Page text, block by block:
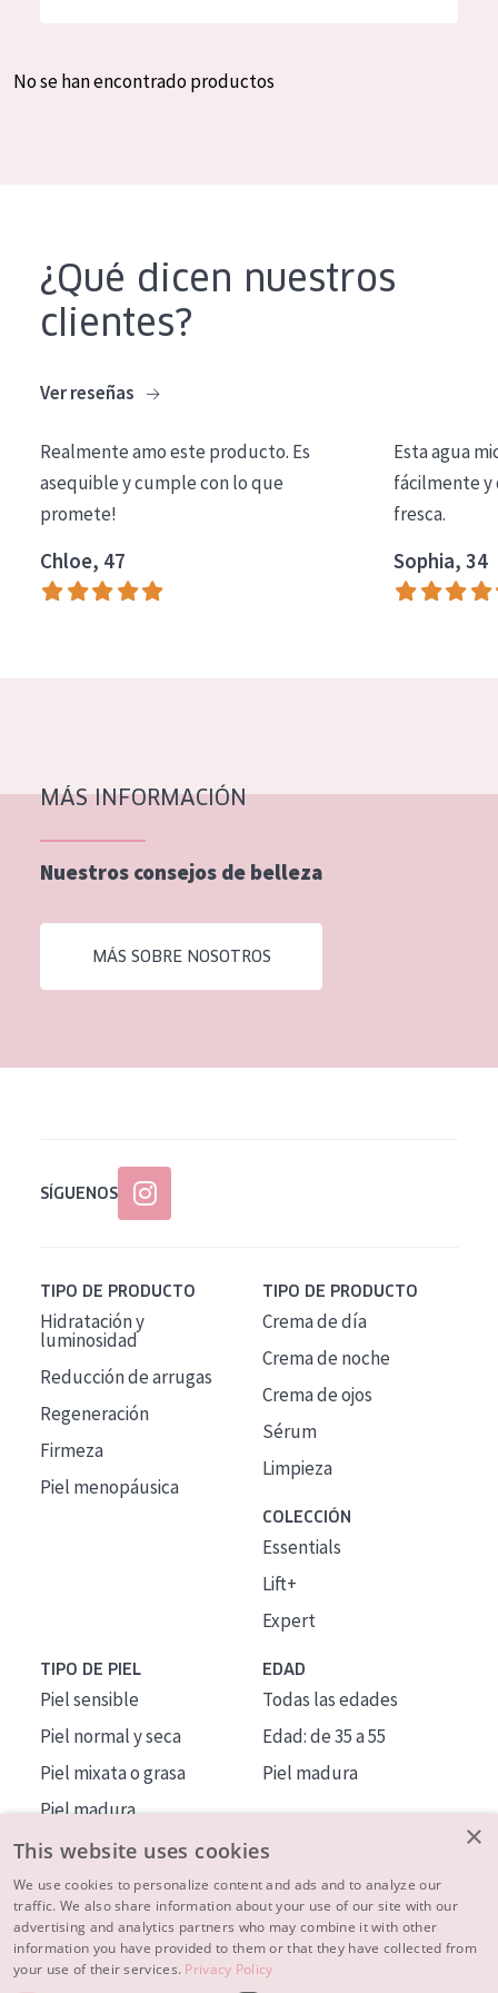
Crema de día
Crema de noche
Limpieza
COLECCIÓN
Essentials
Lift+
Piel normal y seca
Piel mixata o grasa
Piel madura
Piel expuesta al sol
Piel menopáusica
Todas las edades
Spanish
No se han encontrado productos
¿Qué dicen nuestros
clientes?
Ver reseñas
Realmente amo este producto. Es
asequible y cumple con lo que
promete!
Chloe, 47
Esta agua
fácilmente y
fresca.
Sophia, 34
MÁS INFORMACIÓN
Nuestros consejos de belleza
MÁS SOBRE NOSOTROS
SÍGUENOS
TIPO DE PRODUCTO
Hidratación y
luminosidad
Reducción de arrugas
Regeneración
Firmeza
Piel menopáusica
TIPO DE PRODUCTO
Crema de día
Crema de noche
Crema de ojos
Sérum
Limpieza
COLECCIÓN
Essentials
Lift+
Expert
TIPO DE PIEL
Piel sensible
Piel normal y seca
Piel mixata o grasa
Piel madura
Piel expuesta al sol
Piel menopáusica
EDAD
Todas las edades
Edad: de 35 a 55
Piel madura
MÁS SOBRE NOSOTROS
INSPIRACIÓN
×
This website uses cookies
We use cookies to personalize content and ads and to analyze our
traffic. We also share information about your use of our site with our
advertising and analytics partners who may combine it with other
information you have provided to them or that they have collected from
your use of their services. Privacy Policy